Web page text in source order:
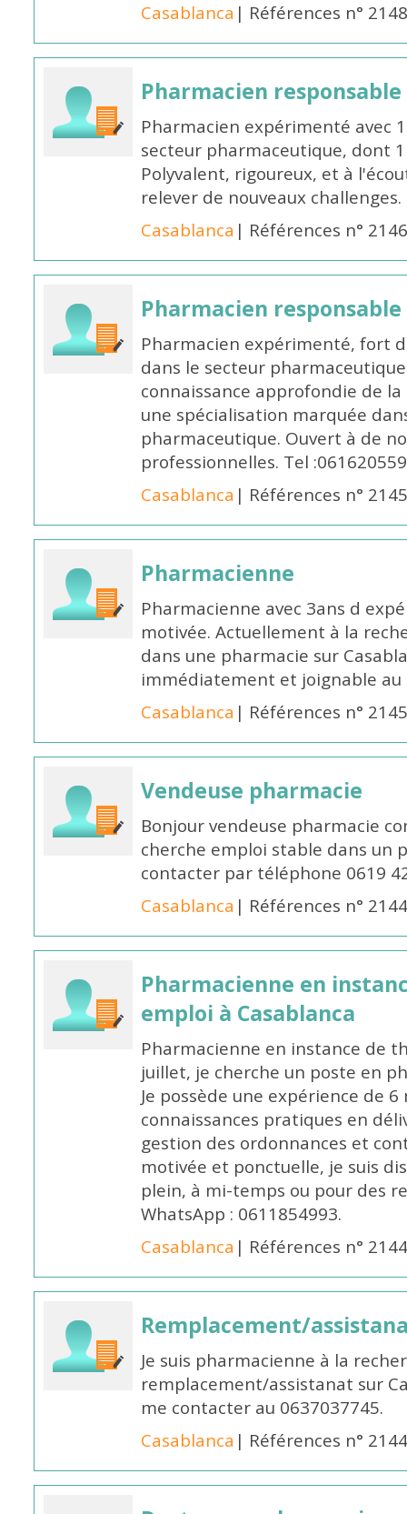
Casablanca | Références n°
Pharmacien responsable
Pharmacien expérimenté avec
secteur pharmaceutique, dont
Polyvalent, rigoureux, et à
relever de nouveaux
Casablanca | Références n°
Pharmacien responsable
Pharmacien expérimenté, fort
dans le secteur
connaissance approfondie de
une spécialisation marquée
pharmaceutique. Ouvert à de
professionnelles. Tel
Casablanca | Références n°
Pharmacienne
Pharmacienne avec 3ans d
motivée. Actuellement à la
dans une pharmacie sur
immédiatement et joignable au
Casablanca | Références n°
Vendeuse pharmacie
Bonjour vendeuse pharmacie
cherche emploi stable dans un
contacter par téléphone 0619
Casablanca | Références n°
Pharmacienne en
emploi à Casablanca
Pharmacienne en instance de
juillet, je cherche un poste en
Je possède une expérience de
connaissances pratiques en
gestion des ordonnances et
motivée et ponctuelle, je suis
plein, à mi-temps ou pour des
WhatsApp : 0611854993.
Casablanca | Références n°
Remplacement/
Je suis pharmacienne à la
remplacement/assistanat sur
me contacter au 0637037745.
Casablanca | Références n°